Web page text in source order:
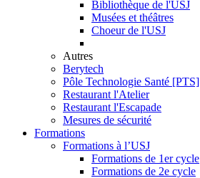
Bibliothèque de l'USJ
Musées et théâtres
Choeur de l'USJ
Autres
Berytech
Pôle Technologie Santé [PTS]
Restaurant l'Atelier
Restaurant l'Escapade
Mesures de sécurité
Formations
Formations à l’USJ
Formations de 1er cycle
Formations de 2e cycle